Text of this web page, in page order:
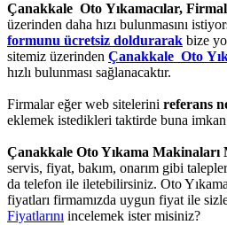
Çanakkale Oto Yıkamacılar,
üzerinden daha hızı bulunmasını
formunu ücretsiz doldurarak bize
sitemiz üzerinden Çanakkale Oto
hızlı bulunması sağlanacaktır.
Firmalar eğer web sitelerini referans
eklemek istedikleri taktirde buna imkan
Çanakkale Oto Yıkama Makinaları
servis, fiyat, bakım, onarım gibi
da telefon ile iletebilirsiniz. Oto
fiyatları firmamızda uygun fiyat ile
Fiyatlarını incelemek ister misiniz?